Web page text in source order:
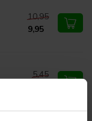
10,95
9,95
5,45